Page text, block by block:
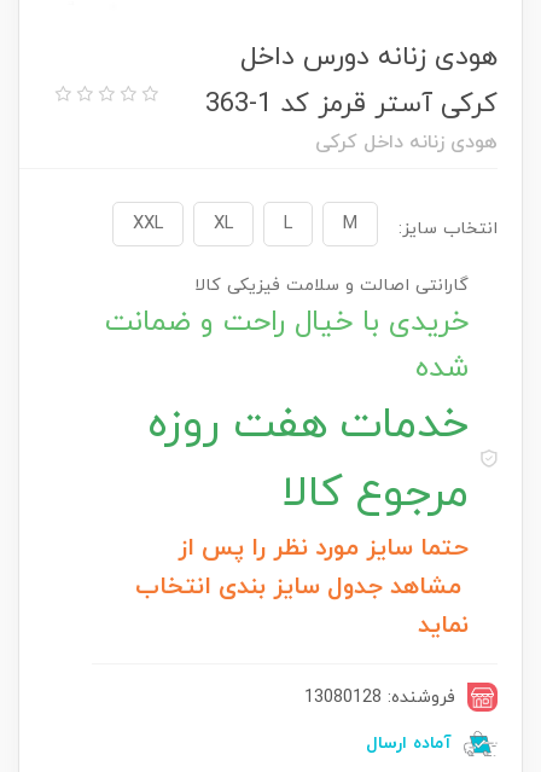
هودی زنانه دورس داخل
کرکی آستر قرمز کد 1-363
هودی زنانه داخل کرکی
انتخاب سایز: M
L
XL
XXL
گارانتی اصالت و سلامت فیزیکی کالا
خریدی با خیال راحت و ضمانت
شده
خدمات هفت روزه
مرجوع کالا
حتما سایز مورد نظر را پس از
مشاهد جدول سایز بندی انتخاب
نماید
فروشنده: 13080128
آماده ارسال